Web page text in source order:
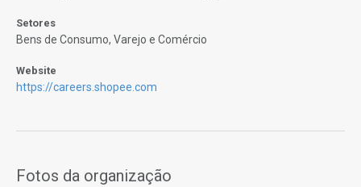
Setores
Bens de Consumo, Varejo e Comércio
Website
https://careers.shopee.com
Fotos da organização